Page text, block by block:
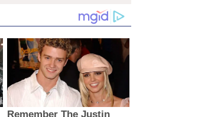
Remember The Justin